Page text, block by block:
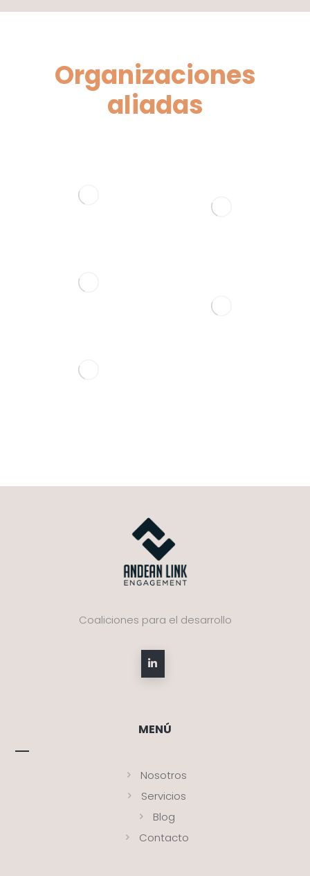
Organizaciones
aliadas
Coaliciones para el desarrollo
MENÚ
Nosotros
Servicios
Blog
Contacto